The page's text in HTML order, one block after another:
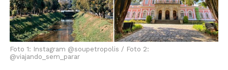
Foto 1: Instagram @soupetropolis / Foto 2:
@viajando_sem_parar